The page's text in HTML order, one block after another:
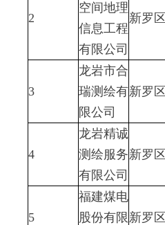
2
空间地理
信息工程
有限公司
新罗区
3
龙岩市合
瑞测绘有
限公司
新罗区
4
龙岩精诚
测绘服务
有限公司
新罗区
5
福建煤电
股份有限 新罗区